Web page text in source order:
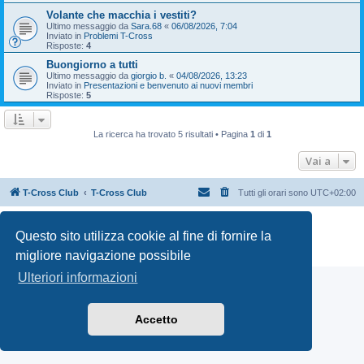
Questo sito utilizza cookie al fine di fornire la
migliore navigazione possibile
Ulteriori informazioni
Accetto
Volante che macchia i vestiti?
Ultimo messaggio da Sara.68 « 06/08/2026, 7:04
Inviato in Problemi T-Cross
Risposte: 4
Buongiorno a tutti
Ultimo messaggio da giorgio b. « 04/08/2026, 13:23
Inviato in Presentazioni e benvenuto ai nuovi membri
Risposte: 5
La ricerca ha trovato 5 risultati • Pagina 1 di 1
Vai a
T-Cross Club T-Cross Club Tutti gli orari sono UTC+02:00
Traduzione ItalianaphpBB-Italia.it
Privacy |Condizioni